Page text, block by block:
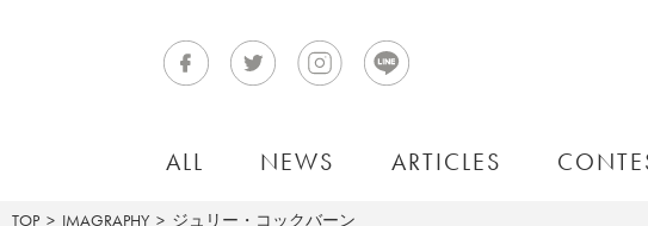
ALL NEWS ARTICLES
TOP IMAGRAPHY ジュリー・コックバーン